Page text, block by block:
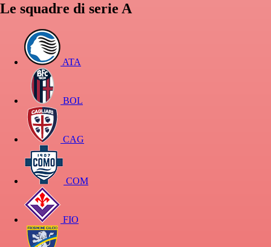
Le squadre di serie A
ATA
BOL
CAG
COM
FIO